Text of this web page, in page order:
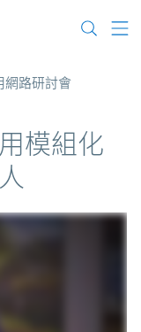
網路研討會
模組化